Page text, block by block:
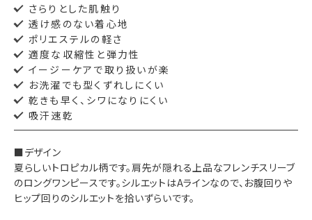
さらりとした肌触り
透け感のない着心地
ポリエステルの軽さ
適度な収縮性と弾力性
イージーケアで取り扱いが楽
お洗濯でも型くずれしにくい
乾きも早く、シワになりにくい
吸汗速乾
■デザイン
夏らしいトロピカル柄です。肩先が隠れる上品なフレンチスリーブ
のロングワンピースです。シルエットはAラインなので、お腹回りや
ヒップ回りのシルエットを拾いずらいです。